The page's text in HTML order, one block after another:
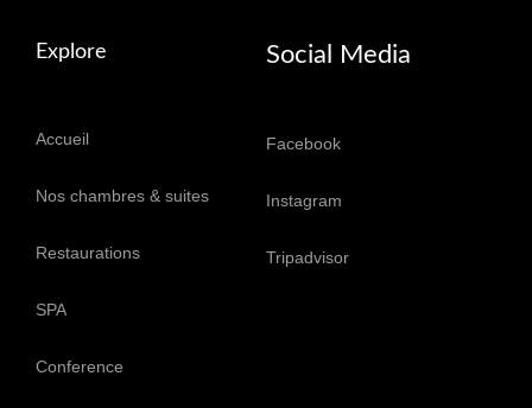
Explore
Accueil
Nos chambres & suites
Restaurations
SPA
Conference
Social Media
Facebook
Instagram
Tripadvisor